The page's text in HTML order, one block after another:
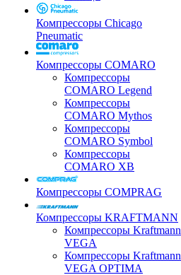
Компрессоры Chicago
Pneumatic
Компрессоры COMARO
Компрессоры
COMARO Legend
Компрессоры
COMARO Mythos
Компрессоры
COMARO Symbol
Компрессоры
COMARO XB
Компрессоры COMPRAG
Компрессоры KRAFTMANN
Компрессоры Kraftmann
VEGA
Компрессоры Kraftmann
VEGA OPTIMA